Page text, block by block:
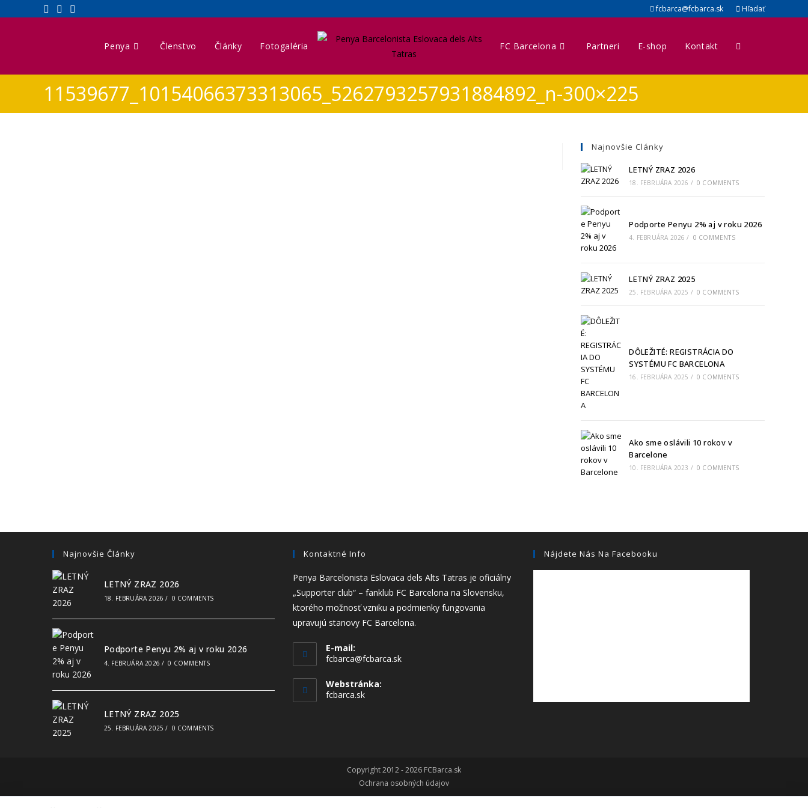
fcbarca@fcbarca.sk Hľadať
Penya Členstvo Články Fotogaléria FC Barcelona Partneri E-shop Kontakt
11539677_10154066373313065_5262793257931884892_n-300×225
Najnovšie Clánky
LETNÝ ZRAZ 2026
18. FEBRUÁRA 2026 / 0 COMMENTS
Podporte Penyu 2% aj v roku 2026
4. FEBRUÁRA 2026 / 0 COMMENTS
LETNÝ ZRAZ 2025
25. FEBRUÁRA 2025 / 0 COMMENTS
DÔLEŽITÉ: REGISTRÁCIA DO
SYSTÉMU FC BARCELONA
16. FEBRUÁRA 2025 / 0 COMMENTS
Ako sme oslávili 10 rokov v
Barcelone
10. FEBRUÁRA 2023 / 0 COMMENTS
Najnovšie Články
LETNÝ ZRAZ 2026
18. FEBRUÁRA 2026 / 0 COMMENTS
Podporte Penyu 2% aj v roku 2026
4. FEBRUÁRA 2026 / 0 COMMENTS
LETNÝ ZRAZ 2025
25. FEBRUÁRA 2025 / 0 COMMENTS
Kontaktné Info
Penya Barcelonista Eslovaca dels Alts Tatras je oficiálny
„Supporter club“ – fanklub FC Barcelona na Slovensku,
ktorého možnosť vzniku a podmienky fungovania
upravujú stanovy FC Barcelona.
E-mail:
fcbarca@fcbarca.sk
Webstránka:
fcbarca.sk
Nájdete Nás Na Facebooku
Copyright 2012 - 2026 FCBarca.sk
Ochrana osobných údajov